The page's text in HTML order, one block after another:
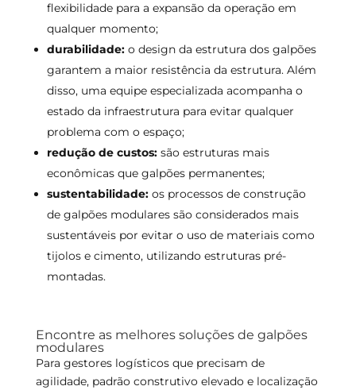
flexibilidade para a expansão da operação em
qualquer momento;
durabilidade:o design da estrutura dos galpões
garantem a maior resistência da estrutura. Além
disso, uma equipe especializada acompanha o
estado da infraestrutura para evitar qualquer
problema com o espaço;
redução de custos:são estruturas mais
econômicas que galpões permanentes;
sustentabilidade: os processos de construção
de galpões modulares são considerados mais
sustentáveis por evitar o uso de materiais como
tijolos e cimento, utilizando estruturas pré-
montadas.
Encontre as melhores soluções de galpões
modulares
Para gestores logísticos que precisam de
agilidade, padrão construtivo elevado e localização